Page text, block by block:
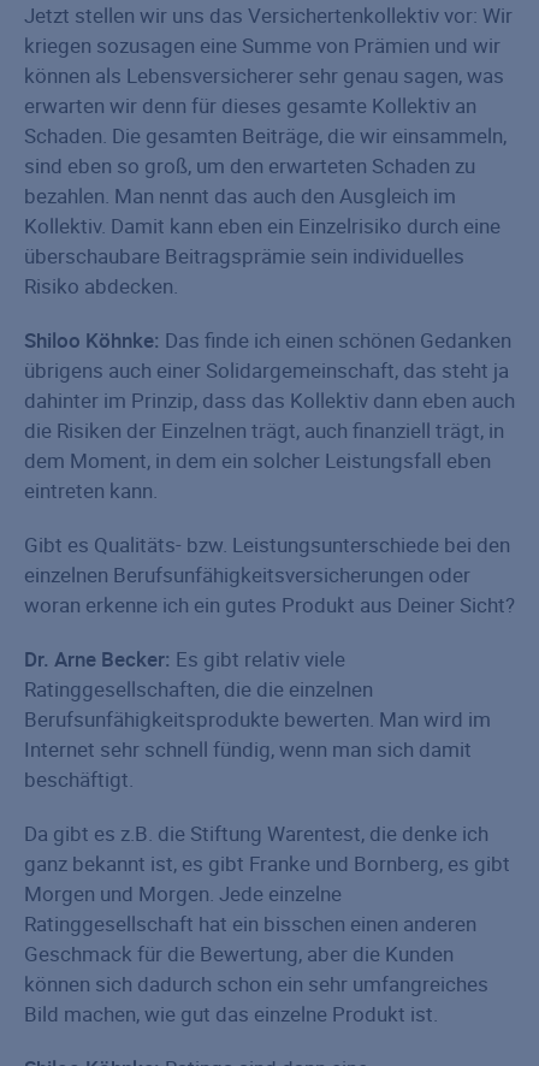
Jetzt stellen wir uns das Versichertenkollektiv vor: Wir
kriegen sozusagen eine Summe von Prämien und wir
können als Lebensversicherer sehr genau sagen, was
erwarten wir denn für dieses gesamte Kollektiv an
Schaden. Die gesamten Beiträge, die wir einsammeln,
sind eben so groß, um den erwarteten Schaden zu
bezahlen. Man nennt das auch den Ausgleich im
Kollektiv. Damit kann eben ein Einzelrisiko durch eine
überschaubare Beitragsprämie sein individuelles
Risiko abdecken.
Shiloo Köhnke: Das finde ich einen schönen Gedanken
übrigens auch einer Solidargemeinschaft, das steht ja
dahinter im Prinzip, dass das Kollektiv dann eben auch
die Risiken der Einzelnen trägt, auch finanziell trägt, in
dem Moment, in dem ein solcher Leistungsfall eben
eintreten kann.
Gibt es Qualitäts- bzw. Leistungsunterschiede bei den
einzelnen Berufsunfähigkeitsversicherungen oder
woran erkenne ich ein gutes Produkt aus Deiner Sicht?
Dr. Arne Becker: Es gibt relativ viele
Ratinggesellschaften, die die einzelnen
Berufsunfähigkeitsprodukte bewerten. Man wird im
Internet sehr schnell fündig, wenn man sich damit
beschäftigt.
Da gibt es z.B. die Stiftung Warentest, die denke ich
ganz bekannt ist, es gibt Franke und Bornberg, es gibt
Morgen und Morgen. Jede einzelne
Ratinggesellschaft hat ein bisschen einen anderen
Geschmack für die Bewertung, aber die Kunden
können sich dadurch schon ein sehr umfangreiches
Bild machen, wie gut das einzelne Produkt ist.